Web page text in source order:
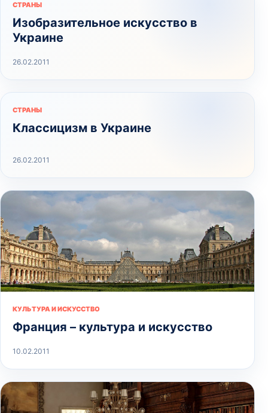
СТРАНЫ
Изобразительное искусство в
Украине
26.02.2011
СТРАНЫ
Классицизм в Украине
26.02.2011
КУЛЬТУРА И ИСКУССТВО
Франция – культура и искусство
10.02.2011